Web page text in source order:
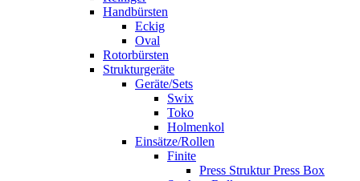
Handbürsten
Eckig
Oval
Rotorbürsten
Strukturgeräte
Geräte/Sets
Swix
Toko
Holmenkol
Einsätze/Rollen
Finite
Press Struktur Press Box